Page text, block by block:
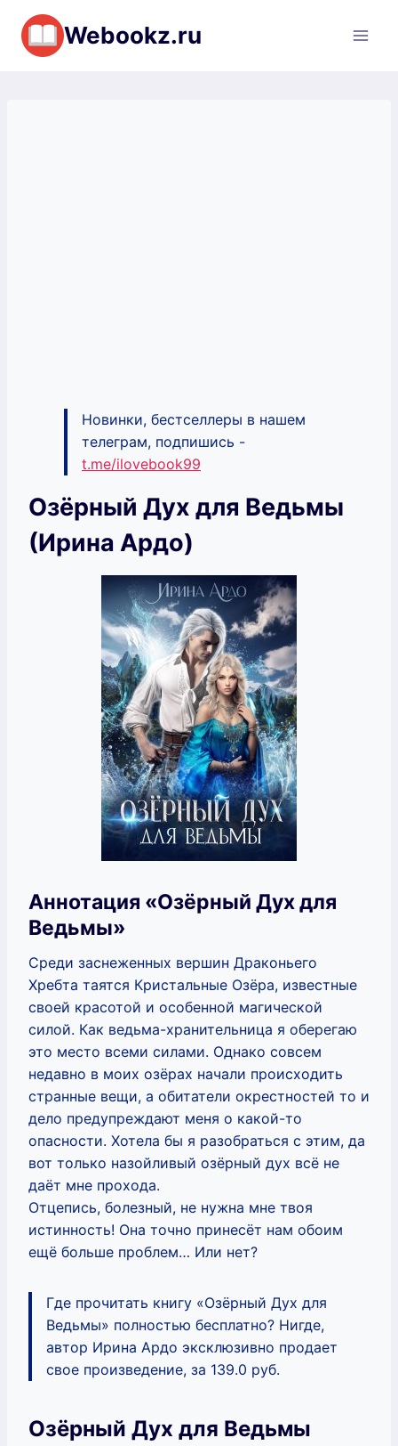
Перейти
содержимому
Webookz.ru
Новинки, бестселлеры в нашем
телеграм, подпишись -
t.me/ilovebook99
Озёрный Дух для Ведьмы
(Ирина Ардо)
Аннотация «Озёрный Дух для
Ведьмы»
Среди заснеженных вершин Драконьего
Хребта таятся Кристальные Озёра, известные
своей красотой и особенной магической
силой. Как ведьма-хранительница я оберегаю
это место всеми силами. Однако совсем
недавно в моих озёрах начали происходить
странные вещи, а обитатели окрестностей то и
дело предупреждают меня о какой-то
опасности. Хотела бы я разобраться с этим, да
вот только назойливый озёрный дух всё не
даёт мне прохода.
Отцепись, болезный, не нужна мне твоя
истинность! Она точно принесёт нам обоим
ещё больше проблем… Или нет?
Где прочитать книгу «Озёрный Дух для
Ведьмы» полностью бесплатно? Нигде,
автор Ирина Ардо эксклюзивно продает
свое произведение, за 139.0 руб.
Озёрный Дух для Ведьмы